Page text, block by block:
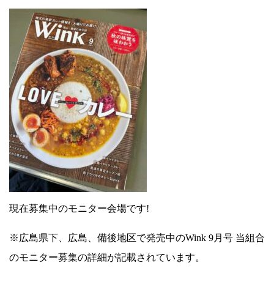
現在募集中のモニター会場です!
※ 広島県下、広島、備後地区で発売中のWink 9月号 当組合
のモニター募集の詳細が記載されています。